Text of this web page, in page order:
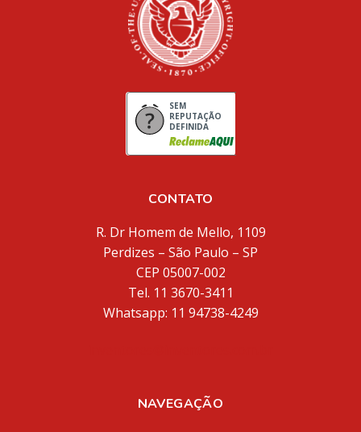
SEM
REPUTAÇÃO
DEFINIDA
CONTATO
R. Dr Homem de Mello, 1109
Perdizes – São Paulo – SP
CEP 05007-002
Tel. 11 3670-3411
Whatsapp: 11 94738-4249
NAVEGAÇÃO